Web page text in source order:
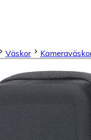
Väskor